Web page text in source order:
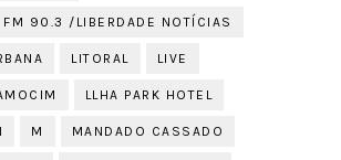
FM 90.3 /LIBERDADE NOTÍCIAS
LITORAL LIVE
LLHA PARK HOTEL
M MANDADO CASSADO